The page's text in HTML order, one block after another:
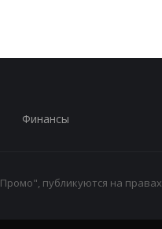
Финансы
публикуются на правах